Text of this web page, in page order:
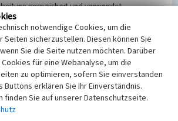
gespeichert und verwendet.
diese entsprechend der Vorschriften des
Datenschutzgesetzes NRW und der seit
Europäischen Datenschutzgrundverordnung
behandelt, beachten Sie bitte unsere
notwendige Cookies, um die
sicherzustellen. Diesen können Sie
Sie die Seite nutzen möchten. Darüber
für eine Webanalyse, um die
zu optimieren, sofern Sie einverstanden
Buttons erklären Sie Ihr Einverständnis.
finden Sie auf unserer Datenschutzseite.